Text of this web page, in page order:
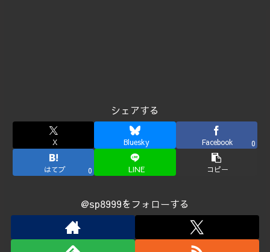
シェアする
X Bluesky Facebook 0
はてブ 0 LINE コピー
@sp8999をフォローする